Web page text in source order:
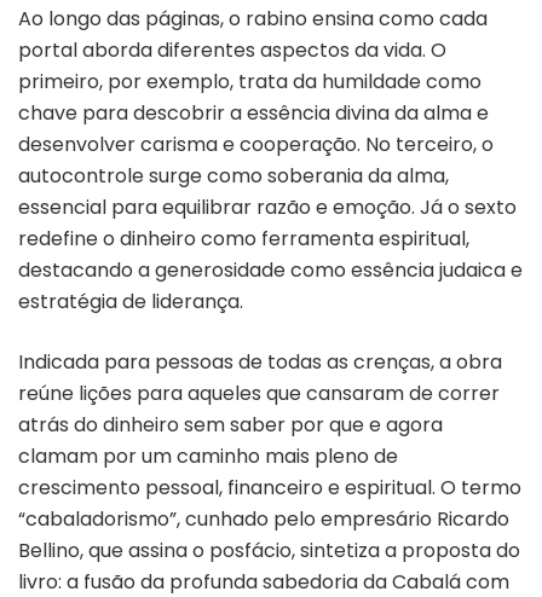
Ao longo das páginas, o rabino ensina como cada
portal aborda diferentes aspectos da vida. O
primeiro, por exemplo, trata da humildade como
chave para descobrir a essência divina da alma e
desenvolver carisma e cooperação. No terceiro, o
autocontrole surge como soberania da alma,
essencial para equilibrar razão e emoção. Já o sexto
redefine o dinheiro como ferramenta espiritual,
destacando a generosidade como essência judaica e
estratégia de liderança.
Indicada para pessoas de todas as crenças, a obra
reúne lições para aqueles que cansaram de correr
atrás do dinheiro sem saber por que e agora
clamam por um caminho mais pleno de
crescimento pessoal, financeiro e espiritual. O termo
“cabaladorismo”, cunhado pelo empresário Ricardo
Bellino, que assina o posfácio, sintetiza a proposta do
livro: a fusão da profunda sabedoria da Cabalá com